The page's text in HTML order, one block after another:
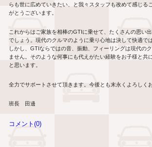
らも世に広めていきたい、と我々スタッフも改めて感じる
がとうございます。
これからはご家族を相棒のGTI に乗せて、たくさんの思い
でしょう。現代のクルマのように乗り心地は決して快適で
しかし、 GTI ならではの音、振動、フィーリングは現代の
ません。そのような何事にも代えがたい経験をお子様と共
と思います。
全力でサポートさせて頂きます。今後とも末永くよろしく
班長 田邊
コメント(0)